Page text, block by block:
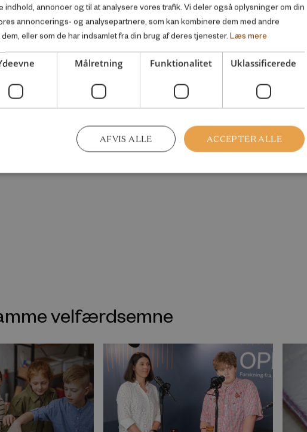
velfærdsemne
DANISH
indhold, annoncer og til at analysere vores trafik. Vi deler også oplysninger om din
annoncerings- og analysepartnere, som kan kombinere dem med andre
eller som de har indsamlet fra din brug af deres tjenester. Læs mere
Målretning Funktionalitet Uklassificerede
ACCEPTER ALLE
AFVIS ALLE